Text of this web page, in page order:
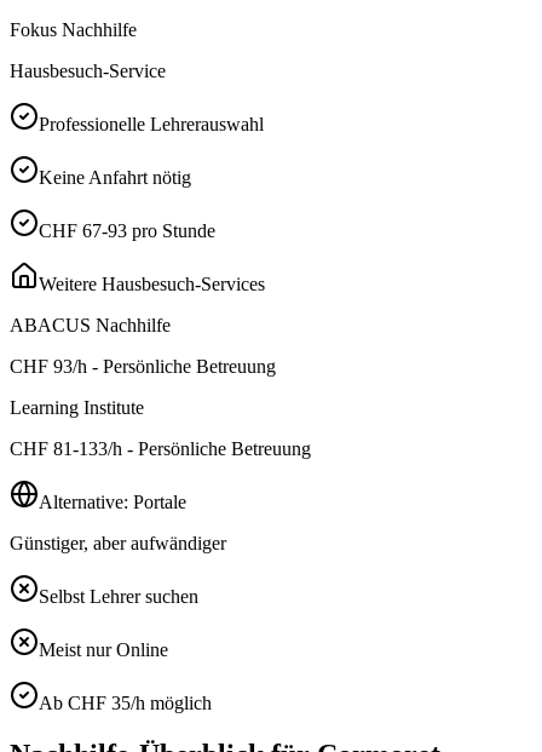
Fokus Nachhilfe
Hausbesuch-Service
Professionelle Lehrerauswahl
Keine Anfahrt nötig
CHF 67-93 pro Stunde
Weitere Hausbesuch-Services
ABACUS Nachhilfe
CHF 93/h - Persönliche Betreuung
Learning Institute
CHF 81-133/h - Persönliche Betreuung
Alternative: Portale
Günstiger, aber aufwändiger
Selbst Lehrer suchen
Meist nur Online
Ab CHF 35/h möglich